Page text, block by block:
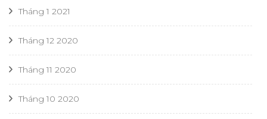
Tháng 1 2021
Tháng 12 2020
Tháng 11 2020
Tháng 10 2020